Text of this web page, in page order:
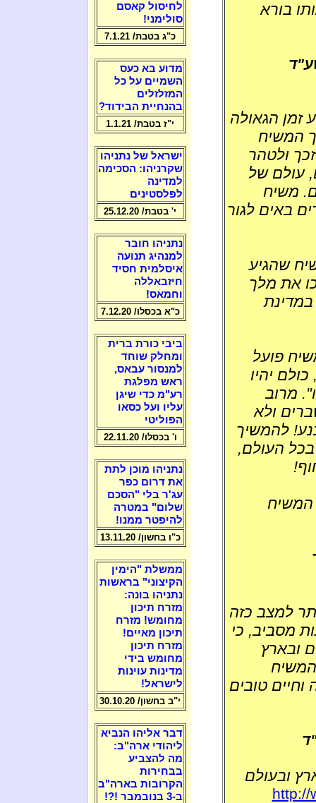
בורא
זמן הגאולה
המשיח
ולטהר
עולם של
משיח
באים לגור
שהגיע
את מלך
פועל
יהיו
מרוב
ולא
להמשיך
העולם,
המשיח
למצב כזה
מסביב, כי
ובארץ
המשיח
טובים
ובעולם
http://
לחיסול קאסם
סולימני!
כ"ג בטבת/ 7.1.21
מדוע בא כעס
השמיים על כל
המזלזלים
בהנחיית הבידוד?
י"ז בטבת/ 1.1.21
ישראל של נתניהו
שקרניהו: הסכימה
למדינה
לפלסטינים
י' בטבת/ 25.12.20
נתניהו חובר
למנהיג תנועה
איסלמית חסיד
חיזבאללה
וחמאס!
כ"א בכסלו/ 7.12.20
ביבי כורת ברית
ומחלק שוחד
למנסור עבאס,
ראש מפלגת
רע"מ כדי שיגן
עליו ועל כסאו
הפוליטי
ו' בכסלו/ 22.11.20
נתניהו מוכן לתת
את דרום כפר
עג'ר בלי "הסכם
שלום" במטרה
להיפטר ממנו!
כ"ו בחשון/ 13.11.20
ממשלת "הימין
הקיצוני" בראשות
נתניהו בונה:
מזרח תיכון
מחומש! מזרח
תיכון מאיים!
מזרח תיכון
מחומש בידי
מדינות עוינות
לישראל!
י"ב בחשון/ 30.10.20
דבר אליהו הנביא
ליהודי ארה"ב:
מה להצביע
בבחירות
הקרובות בארה"ב
ב-3 בנובמבר !?!